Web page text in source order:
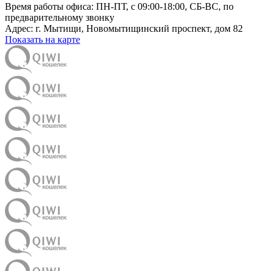
Время работы офиса: ПН-ПТ, с 09:00-18:00, СБ-ВС, по
предварительному звонку
Адрес: г. Мытищи, Новомытищинский проспект, дом 82
Показать на карте